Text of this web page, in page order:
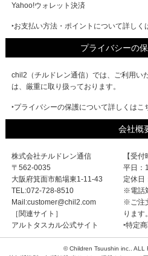
Yahoo!ウォレット決済
‣お支払い方法・ポイントについて詳しく
プライバシーの
chil2（チルドレン通信）では、ご利用い
は、厳重に取り扱っております。
‣プライバシーの保護について詳しくはこ
会社概
株式会社チルドレン通信
〒562-0035
大阪府箕面市船場東1-11-43
TEL:072-728-8510
Mail:customer@chil2.com
［関連サイト］
アルトタスカル公式サイト
【受付
平日：
定休日
※電話
※ご注
ります。
‣特定
© Children Tsuushin inc.. ALL